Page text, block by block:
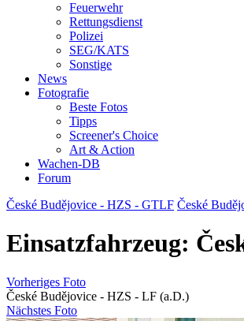
Feuerwehr
Rettungsdienst
Polizei
SEG/KATS
Sonstige
News
Fotografie
Beste Fotos
Tipps
Screener's Choice
Art & Action
Wachen-DB
Forum
České Budějovice - HZS - GTLF České
Einsatzfahrzeug:
Vorheriges Foto
České Budějovice - HZS - LF (a.D.)
Nächstes Foto